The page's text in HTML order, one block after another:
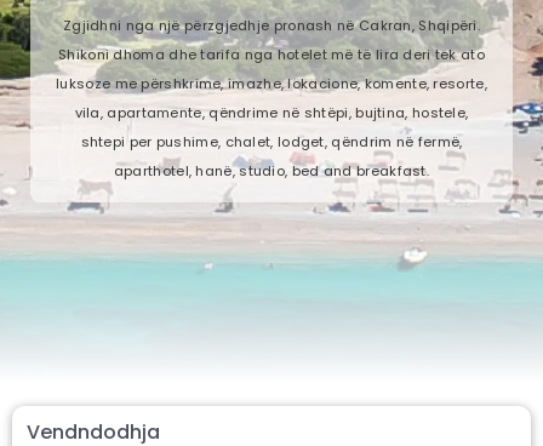
Zgjidhni nga një përzgjedhje pronash në Cakran, Shqipëri.
Shikoni dhoma dhe tarifa nga hotelet më të lira deri tek ato
luksoze me përshkrime, imazhe, lokacione, komente, resorte,
vila, apartamente, qëndrime në shtëpi, bujtina, hostele,
shtepi per pushime, chalet, lodget, qëndrim në fermë,
aparthotel, hanë, studio, bed and breakfast.
Vendndodhja